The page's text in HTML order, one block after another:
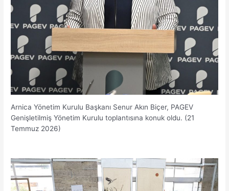
Arnica Yönetim Kurulu Başkanı Senur Akın Biçer, PAGEV
Genişletilmiş Yönetim Kurulu toplantısına konuk oldu. (21
Temmuz 2026)